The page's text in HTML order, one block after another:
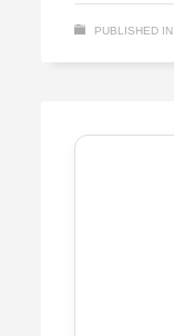
PUBLISHED IN